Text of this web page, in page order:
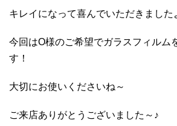
キレイになって喜んでいただきました
今回はO様のご希望でガラスフィルム
す！
大切にお使いくださいね～
ご来店ありがとうございました～♪